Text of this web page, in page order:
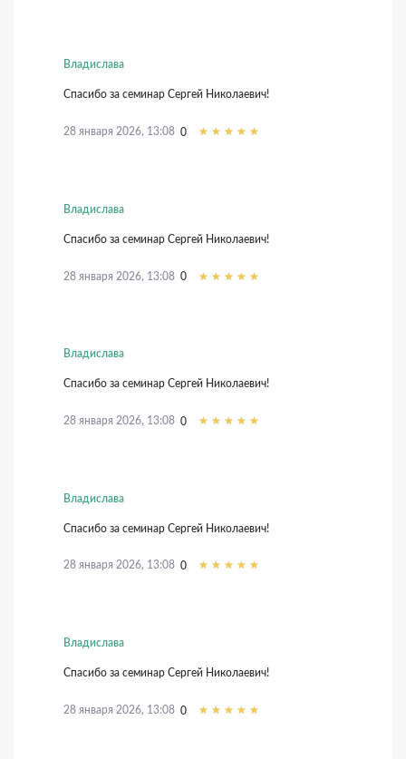
Владислава
Спасибо за семинар Сергей Николаевич!
28 января 2026, 13:08 0
Владислава
Спасибо за семинар Сергей Николаевич!
28 января 2026, 13:08 0
Владислава
Спасибо за семинар Сергей Николаевич!
28 января 2026, 13:08 0
Владислава
Спасибо за семинар Сергей Николаевич!
28 января 2026, 13:08 0
Владислава
Спасибо за семинар Сергей Николаевич!
28 января 2026, 13:08 0